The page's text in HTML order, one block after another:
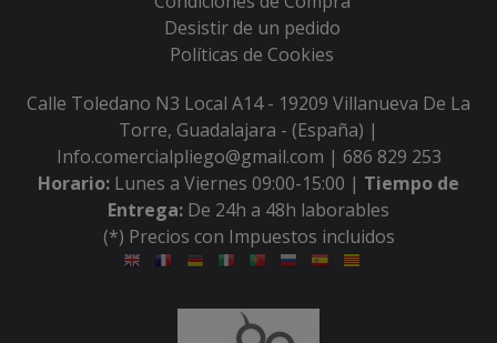
Desistir de un pedido
Políticas de Cookies
Calle Toledano N3 Local A14 - 19209 Villanueva De La
Torre, Guadalajara - (España) |
Info.comercialpliego@gmail.com | 686 829 253
Horario: Lunes a Viernes 09:00-15:00 | Tiempo de
Entrega: De 24h a 48h laborables
(*) Precios con Impuestos incluidos